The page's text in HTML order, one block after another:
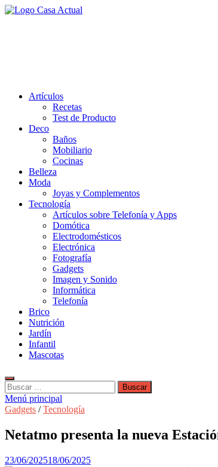
Saltar
Artículos
Recetas
Test de Producto
Deco
Baños
Mobiliario
Cocinas
Belleza
Moda
Joyas y Complementos
Tecnología
Artículos sobre Telefonía y Apps
Domótica
Electrodomésticos
Electrónica
Fotografía
Gadgets
Imagen y Sonido
Informática
Telefonía
Brico
Nutrición
Jardín
Infantil
Mascotas
Buscar:
Menú principal
Gadgets /Tecnología
Netatmo presenta la nueva
23/06/202518/06/2025